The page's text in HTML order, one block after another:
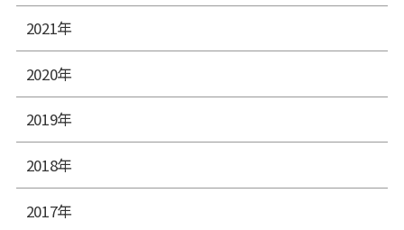
2021年
2020年
2019年
2018年
2017年